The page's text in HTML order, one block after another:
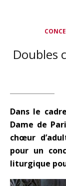
Doubles
Dans le
Dame de
chœur
pour un
liturgique